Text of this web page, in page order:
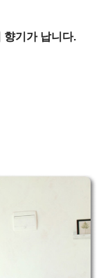
향기가 납니다.